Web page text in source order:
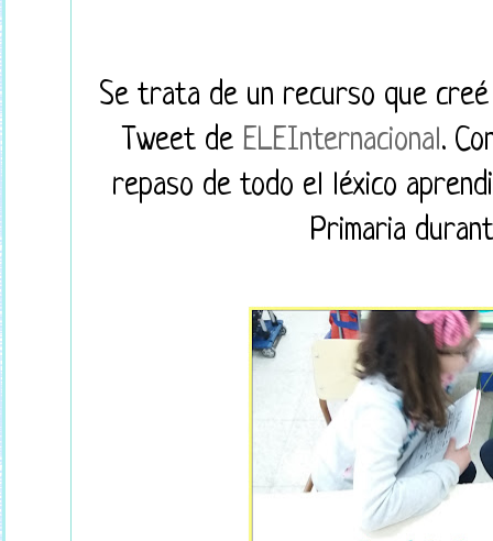
Se trata de un recurso que
Tweet de ELEInternacional.
repaso de todo el léxico
Primaria